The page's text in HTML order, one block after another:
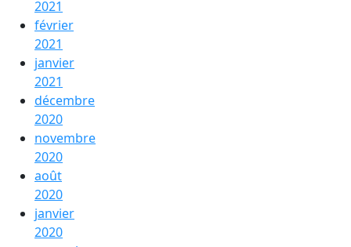
2021
février
2021
janvier
2021
décembre
2020
novembre
2020
août
2020
janvier
2020